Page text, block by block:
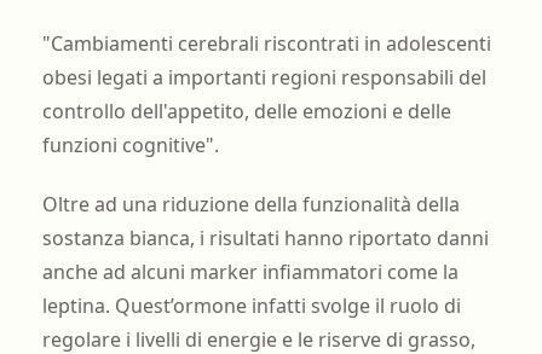
"Cambiamenti cerebrali riscontrati in adolescenti
obesi legati a importanti regioni responsabili del
controllo dell'appetito, delle emozioni e delle
funzioni cognitive".
Oltre ad una riduzione della funzionalità della
sostanza bianca, i risultati hanno riportato danni
anche ad alcuni marker infiammatori come la
leptina. Quest’ormone infatti svolge il ruolo di
regolare i livelli di energie e le riserve di grasso,